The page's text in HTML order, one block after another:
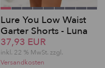
Lure You Low Waist
Garter Shorts - Luna
37,93 EUR
inkl. 22 % MwSt. zzgl.
Versandkosten